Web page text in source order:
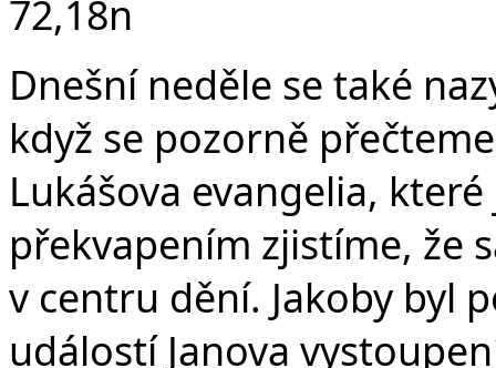
72,18n
Dnešní neděle se také
když se pozorně
Lukášova evangelia,
překvapením zjistíme, že
v centru dění. Jakoby byl
událostí Janova